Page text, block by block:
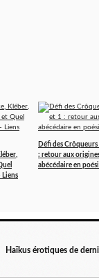
Liens
Défi des Crôqueurs
: retour aux
abécédaire en
Haïkus érotiques de